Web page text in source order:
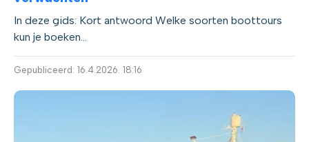
In deze gids: Kort antwoord Welke soorten boottours
kun je boeken...
Gepubliceerd: 16.4.2026. 18:16